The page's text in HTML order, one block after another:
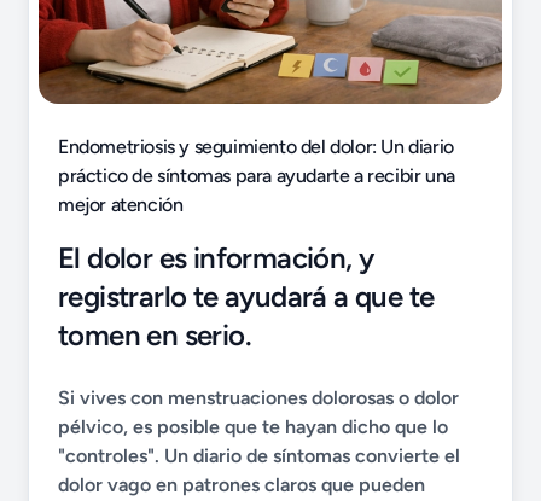
Endometriosis y seguimiento del dolor: Un diario
práctico de síntomas para ayudarte a recibir una
mejor atención
El dolor es información, y
registrarlo te ayudará a que te
tomen en serio.
Si vives con menstruaciones dolorosas o dolor
pélvico, es posible que te hayan dicho que lo
"controles". Un diario de síntomas convierte el
dolor vago en patrones claros que pueden